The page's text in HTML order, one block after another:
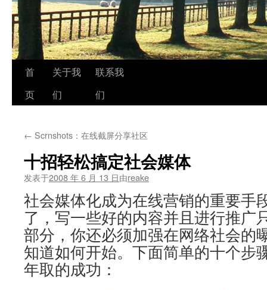
跳
至
文
首
页
关于我
们
联系我
们
← Scrnshots：在线截屏分享社区
十招轻松搞定社会媒体
发表于2008 年 6 月 13 日由reake
社会媒体化成为在线营销的重要手
了，写一些好的内容并且进行推广
部分，你还必须加强在网络社会的
知道如何开始。下面简单的十个步
年取的成功：